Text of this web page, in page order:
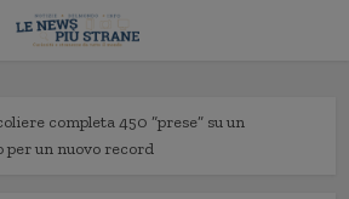
completa 450 “prese” su un
per un nuovo record